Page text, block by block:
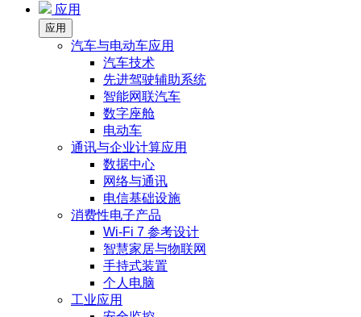
应用
应用
汽车与电动车应用
汽车技术
先进驾驶辅助系统
智能网联汽车
数字座舱
电动车
通讯与企业计算应用
数据中心
网络与通讯
电信基础设施
消费性电子产品
Wi-Fi 7 参考设计
智慧家居与物联网
手持式装置
个人电脑
工业应用